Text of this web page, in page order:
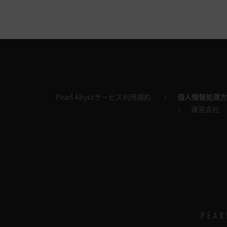
Pearl Abyssサービス利用規約
個人情報処理
運営会社